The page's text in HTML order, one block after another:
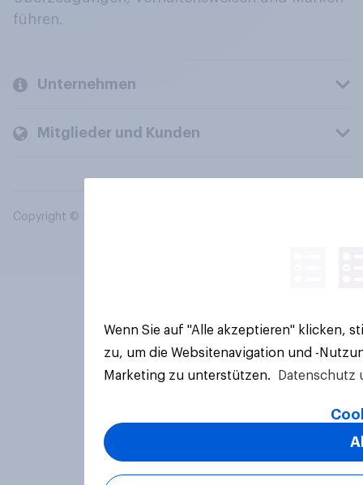
führen.
Unternehmen
Mitglieder und Kunden
Copyright © 2026 YouGov PLC. Alle Rechte vorbehalten.
Wenn Sie auf "Alle akzeptieren" klicken,
zu, um die Websitenavigation und -
Marketing zu unterstützen.
Datenschutz